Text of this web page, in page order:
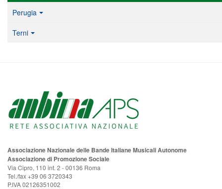
Perugia
Terni
Associazione Nazionale delle Bande Italiane Musicali Autonome
Associazione di Promozione Sociale
Via Cipro, 110 int. 2 - 00136 Roma
Tel./fax +39 06 3720343
P.IVA 02126351002